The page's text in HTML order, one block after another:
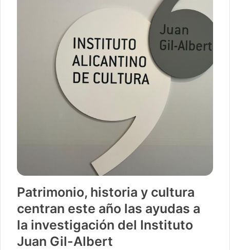
Patrimonio, historia y cultura
centran este año las ayudas a
la investigación del Instituto
Juan Gil-Albert